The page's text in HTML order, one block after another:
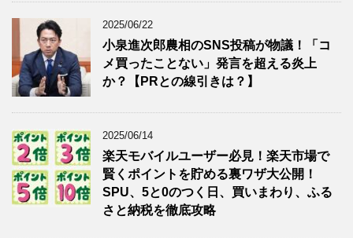
2025/06/22
小泉進次郎農相のSNS投稿が物議！「コ
メ買ったことない」発言を超える炎上
か？【PRとの線引きは？】
2025/06/14
楽天モバイルユーザー必見！楽天市場で
賢くポイントを貯める裏ワザ大公開！
SPU、5と0のつく日、買いまわり、ふる
さと納税を徹底攻略